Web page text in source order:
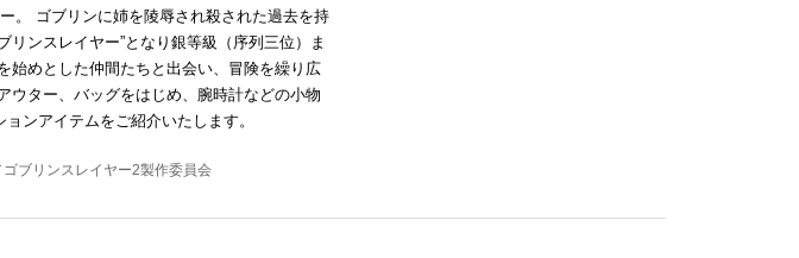
。 ゴブリンに姉を陵辱され殺された過去を持
ンスレイヤー”となり銀等級（序列三位）ま
始めとした仲間たちと出会い、冒険を繰り広
ウター、バッグをはじめ、腕時計などの小物
ンアイテムをご紹介いたします。
ブリンスレイヤー2製作委員会